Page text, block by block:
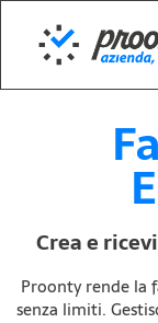
Crea e
Proonty rende la
senza limiti.